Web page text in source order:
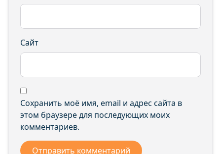
Сайт
Сохранить моё имя, email и адрес сайта в
этом браузере для последующих моих
комментариев.